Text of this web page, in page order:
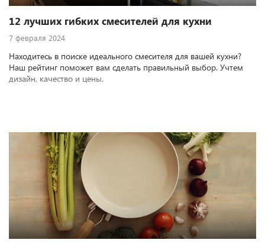
12 лучших гибких смесителей для кухни
7 февраля 2024
Находитесь в поиске идеального смесителя для вашей кухни?
Наш рейтинг поможет вам сделать правильный выбор. Учтем
дизайн, качество и цены.